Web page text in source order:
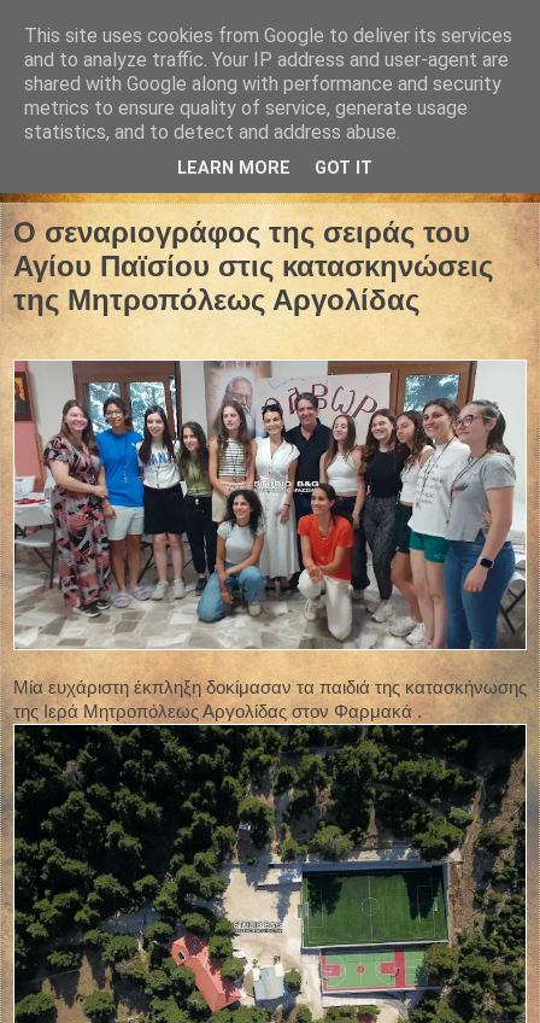
Ο σεναριογράφος της σειράς του
Αγίου Παϊσίου στις κατασκηνώσεις
της Μητροπόλεως Αργολίδας
Μία ευχάριστη έκπληξη δοκίμασαν τα παιδιά της κατασκήνωσης
της Ιερά Μητροπόλεως Αργολίδας στον Φαρμακά .
This site uses cookies from Google to deliver its services
and to analyze traffic. Your IP address and user-agent are
shared with Google along with performance and security
metrics to ensure quality of service, generate usage
statistics, and to detect and address abuse.
LEARN MORE GOT IT